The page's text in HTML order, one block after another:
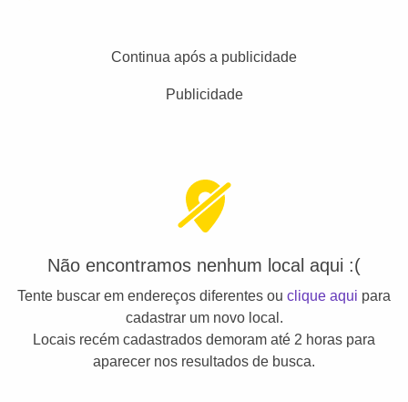
Continua após a publicidade
Publicidade
Não encontramos nenhum local aqui :(
Tente buscar em endereços diferentes ou clique aqui para
cadastrar um novo local.
Locais recém cadastrados demoram até 2 horas para
aparecer nos resultados de busca.